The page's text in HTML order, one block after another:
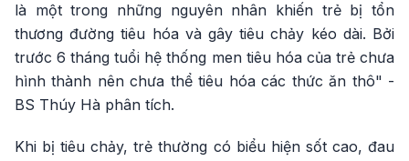
là một trong những nguyên nhân khiến trẻ bị tổn
thương đường tiêu hóa và gây tiêu chảy kéo dài. Bởi
trước 6 tháng tuổi hệ thống men tiêu hóa của trẻ chưa
hình thành nên chưa thể tiêu hóa các thức ăn thô" -
BS Thúy Hà phân tích.
Khi bị tiêu chảy, trẻ thường có biểu hiện sốt cao, đau